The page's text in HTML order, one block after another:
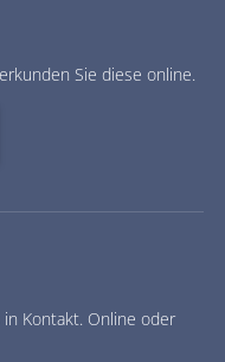
Sie die­se on­line.
Kontakt. Online oder